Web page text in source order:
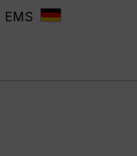
EMS